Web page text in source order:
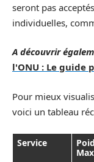
seront pas
individuelles,
A découvrir
l'ONU : Le guide
Pour mieux
voici un tableau
Service